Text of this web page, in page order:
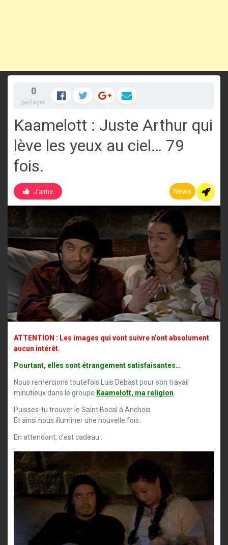
0
partager
Kaamelott : Juste Arthur qui
lève les yeux au ciel… 79
fois.
J'aime News
ATTENTION : Les images qui vont suivre n’ont absolument
aucun intérêt.
Pourtant, elles sont étrangement satisfaisantes…
Nous remercions toutefois Luis Debast pour son travail
minutieux dans le groupe Kaamelott, ma religion
Puisses-tu trouver le Saint Bocal à Anchois
Et ainsi nous illuminer une nouvelle fois.
En attendant, c’est cadeau :